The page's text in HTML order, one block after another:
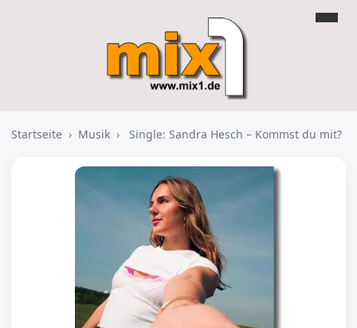
Startseite › Musik › Single: Sandra Hesch – Kommst du mit?